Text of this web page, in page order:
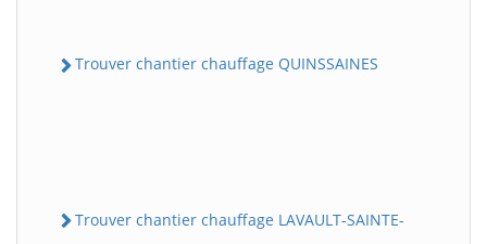
Trouver chantier chauffage QUINSSAINES
Trouver chantier chauffage LAVAULT-SAINTE-